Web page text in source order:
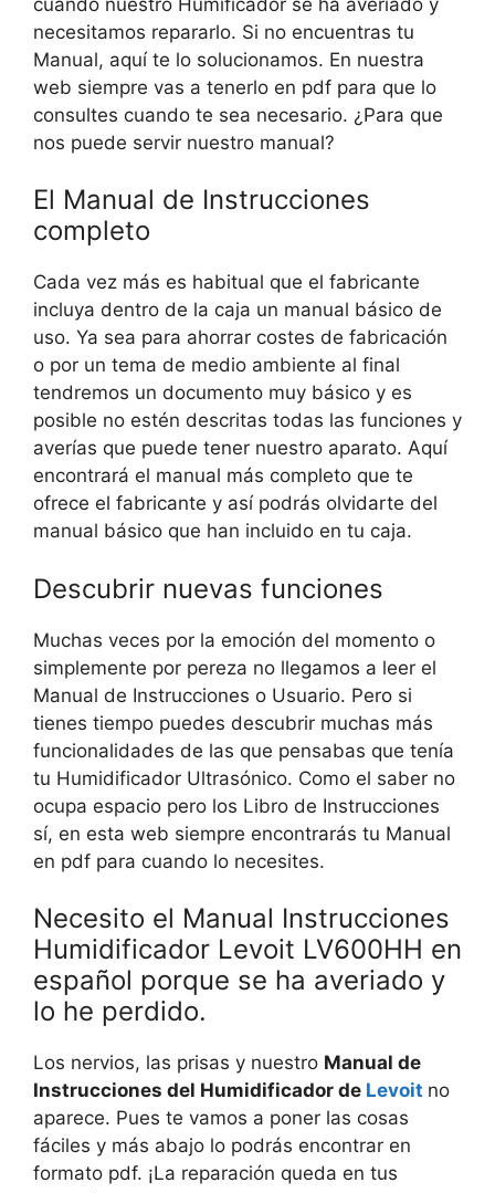
necesitamos repararlo. Si no encuentras tu
Manual, aquí te lo solucionamos. En nuestra
web siempre vas a tenerlo en pdf para que lo
consultes cuando te sea necesario. ¿Para que
nos puede servir nuestro manual?
El Manual de Instrucciones
completo
Cada vez más es habitual que el fabricante
incluya dentro de la caja un manual básico de
uso. Ya sea para ahorrar costes de fabricación
o por un tema de medio ambiente al final
tendremos un documento muy básico y es
posible no estén descritas todas las funciones y
averías que puede tener nuestro aparato. Aquí
encontrará el manual más completo que te
ofrece el fabricante y así podrás olvidarte del
manual básico que han incluido en tu caja.
Descubrir nuevas funciones
Muchas veces por la emoción del momento o
simplemente por pereza no llegamos a leer el
Manual de Instrucciones o Usuario. Pero si
tienes tiempo puedes descubrir muchas más
funcionalidades de las que pensabas que tenía
tu Humidificador Ultrasónico. Como el saber no
ocupa espacio pero los Libro de Instrucciones
sí, en esta web siempre encontrarás tu Manual
en pdf para cuando lo necesites.
Necesito el Manual Instrucciones
Humidificador Levoit LV600HH en
español porque se ha averiado y
lo he perdido.
Los nervios, las prisas y nuestro Manual de
Instrucciones del Humidificador de Levoit no
aparece. Pues te vamos a poner las cosas
fáciles y más abajo lo podrás encontrar en
formato pdf. ¡La reparación queda en tus